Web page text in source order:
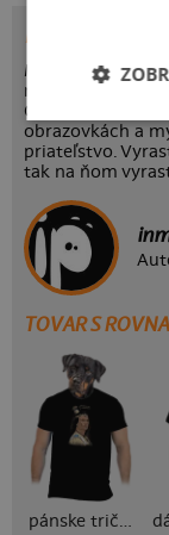
POTLAČ
Makata heeej! Ja
mieri na tvojej
Old
obrazovkách a
priateľstvo.
tak na ňom
TOVAR S
pánske tričko